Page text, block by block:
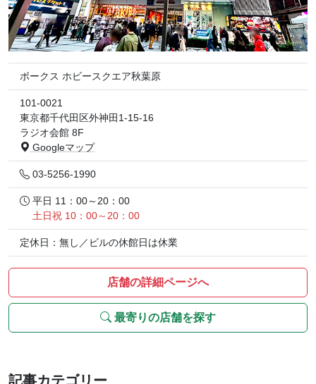
ボークス ホビースクエア秋葉原
101-0021
東京都千代田区外神田1-15-16
ラジオ会館 8F
Googleマップ
03-5256-1990
平日 11：00～20：00
土日祝 10：00～20：00
定休日：無し／ビルの休館日は休業
店舗の詳細ページへ
最寄りの店舗を探す
記事カテゴリー